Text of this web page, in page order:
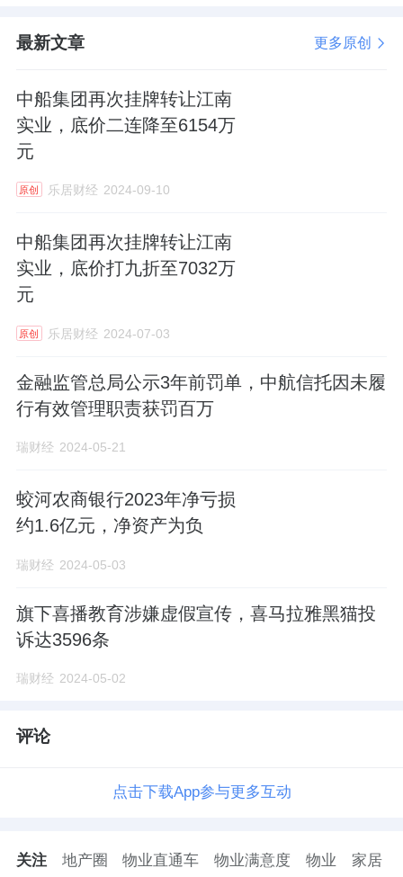
最新文章 更多原创
中船集团再次挂牌转让江南
实业，底价二连降至6154万
元
原创 乐居财经 2024-09-10
中船集团再次挂牌转让江南
实业，底价打九折至7032万
元
原创 乐居财经 2024-07-03
金融监管总局公示3年前罚单，中航信托因未履
行有效管理职责获罚百万
瑞财经 2024-05-21
蛟河农商银行2023年净亏损
约1.6亿元，净资产为负
瑞财经 2024-05-03
旗下喜播教育涉嫌虚假宣传，喜马拉雅黑猫投
诉达3596条
瑞财经 2024-05-02
评论
点击下载App参与更多互动
关注 地产圈 物业直通车 物业满意度 物业 家居